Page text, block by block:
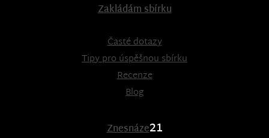
Zakládám sbírku
Časté dotazy
Tipy pro úspěšnou sbírku
Recenze
Blog
Znesnáze21